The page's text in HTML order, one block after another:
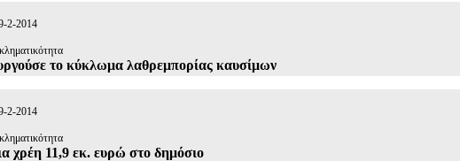
2-2014
το κύκλωμα λαθρεμπορίας καυσίμων
2-2014
χρέη 11,9 εκ. ευρώ στο δημόσιο